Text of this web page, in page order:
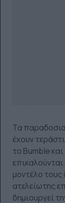
Τα
έχουν
το Bumble
μοντέλο τους
ατελείωτης
δημιουργεί